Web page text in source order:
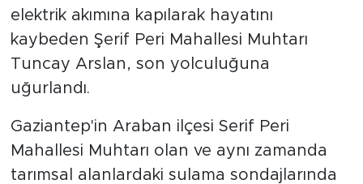
elektrik akımına kapılarak hayatını
kaybeden Şerif Peri Mahallesi Muhtarı
Tuncay Arslan, son yolculuğuna
uğurlandı.
Gaziantep'in Araban ilçesi Serif Peri
Mahallesi Muhtarı olan ve aynı zamanda
tarımsal alanlardaki sulama sondajlarında